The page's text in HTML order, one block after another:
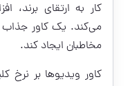
کار به ارتقای
می‌کند. یک کاور جذاب
مخاطبان ایجاد کند.
کاور ویدیوها بر نرخ